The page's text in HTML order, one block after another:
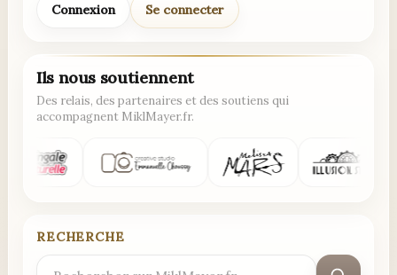
Connexion Se connecter
Ils nous soutiennent
Des relais, des partenaires et des soutiens qui
accompagnent MiklMayer.fr.
RECHERCHE
Rechercher